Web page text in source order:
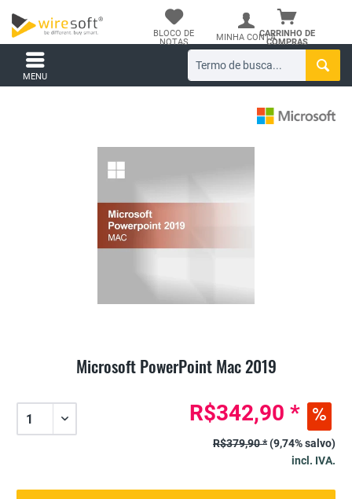
CARRINHO DE
COMPRAS
BLOCO DE
NOTAS
MINHA CONTA
MENU
Microsoft PowerPoint Mac 2019
R$342,90 *
R$379,90 *(9,74% salvo)
incl. IVA.